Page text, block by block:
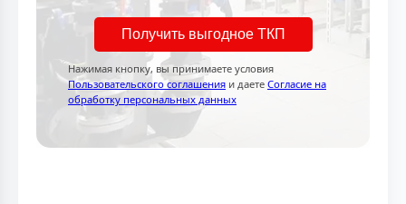
Получить выгодное ТКП
Нажимая кнопку, вы принимаете условия
Пользовательского соглашения и даете Согласие на
обработку персональных данных